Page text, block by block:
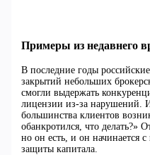
Примеры из недавнего
В последние годы
закрытий небольших
смогли выдержать
лицензии из-за нарушений.
большинства клиентов
обанкротился, что делать?»
но он есть, и он начинается
защиты капитала.